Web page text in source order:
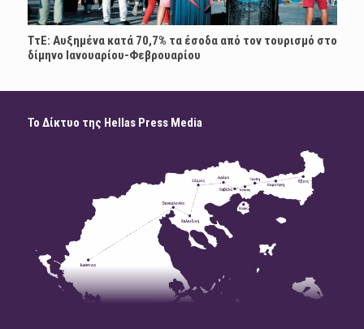
ΤτΕ: Αυξημένα κατά 70,7% τα έσοδα από τον τουρισμό στο
δίμηνο Ιανουαρίου-Φεβρουαρίου
Το Δίκτυο της Hellas Press Media